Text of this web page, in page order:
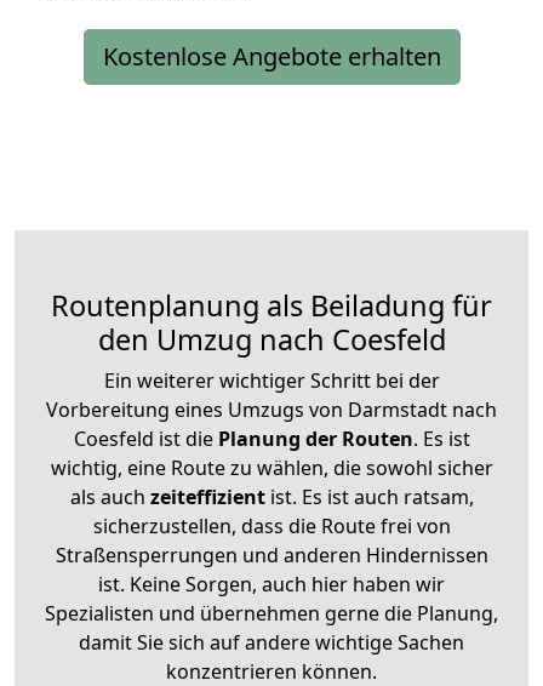
Kostenlose Angebote erhalten
Routenplanung als Beiladung für
den Umzug nach Coesfeld
Ein weiterer wichtiger Schritt bei der
Vorbereitung eines Umzugs von Darmstadt nach
Coesfeld ist diePlanung der Routen. Es ist
wichtig, eine Route zu wählen, die sowohl sicher
als auch zeiteffizientist. Es ist auch ratsam,
sicherzustellen, dass die Route frei von
Straßensperrungen und anderen Hindernissen
ist. Keine Sorgen, auch hier haben wir
Spezialisten und übernehmen gerne die Planung,
damit Sie sich auf andere wichtige Sachen
konzentrieren können.